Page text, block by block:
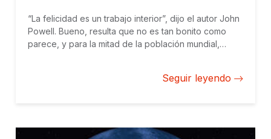
“La felicidad es un trabajo interior”, dijo el autor John
Powell. Bueno, resulta que no es tan bonito como
parece, y para la mitad de la población mundial,
enfrentan a diario en su trabajo, así como 3 maneras
Seguir leyendo